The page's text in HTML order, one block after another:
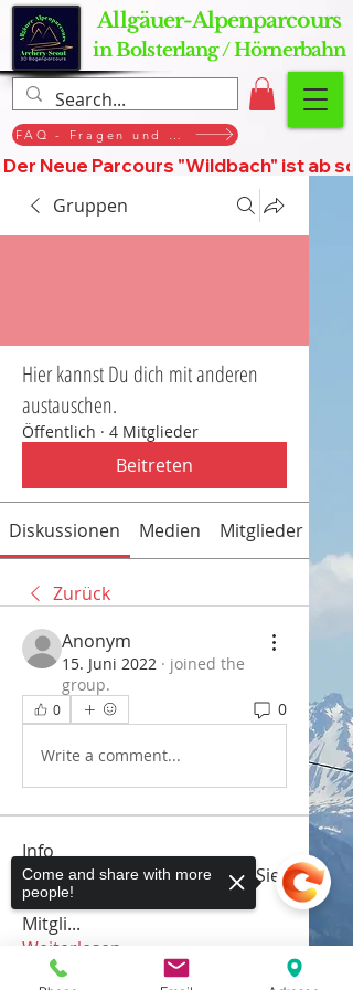
Allgäuer-Alpenparcours
in Bolsterlang / Hörnerbahn
FAQ - Fragen und Antworten
Der Neue Parcours "Wildbach" ist ab
Gruppen
Hier kannst Du dich mit anderen
austauschen.
Öffentlich · 4 Mitglieder
Beitreten
Diskussionen Medien Mitglieder
Zurück
Anonym
15. Juni 2022 · joined the
group.
0 0
Write a comment...
Info
Willkommen in der Gruppe! Sie
können sich mit anderen
Mitgli...
Weiterlesen
Come and share with more
people!